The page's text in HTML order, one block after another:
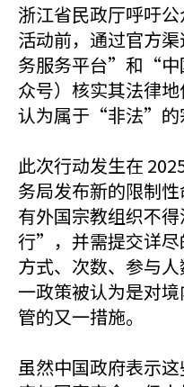
浙江省民政厅呼吁
活动前，通过官方
务服务平台”和“中
众号）核实其法律
认为属于“非法”的
此次行动发生在
务局发布新的限制
有外国宗教组织不
行”，并需提交详尽
方式、次数、参与
一政策被认为是对
管的又一措施。
虽然中国政府表示